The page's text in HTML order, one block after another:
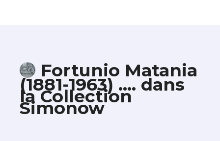
Fortunio Matania
(1881-1963) …. dans
la Collection
Simonow